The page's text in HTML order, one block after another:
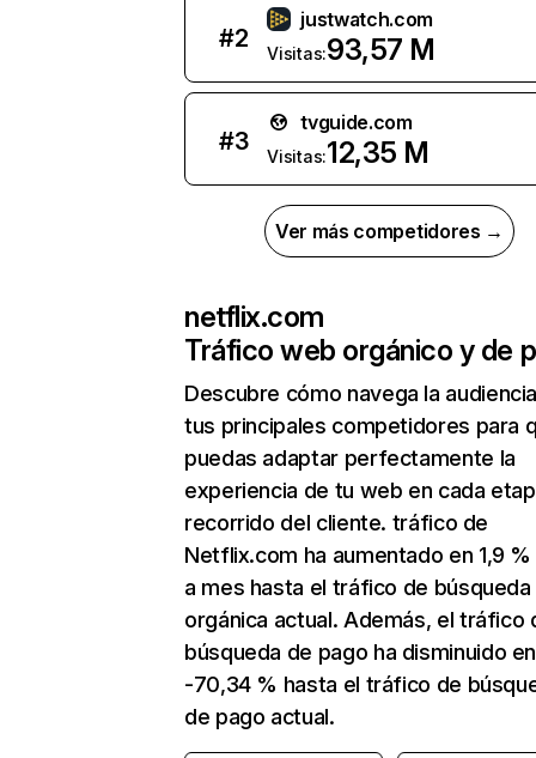
#2
justwatch.com
Visitas:93,57 M
#3
tvguide.com
Visitas:12,35 M
Ver más competidores →
netflix.com
Tráfico web orgánico y de
Descubre cómo navega la
tus principales competidores para
puedas adaptar perfectamente la
experiencia de tu web en cada
recorrido del cliente. tráfico de
Netflix.com ha aumentado en 1,9
a mes hasta el tráfico de búsqueda
orgánica actual. Además, el tráfico
búsqueda de pago ha disminuido en
-70,34 % hasta el tráfico de
de pago actual.